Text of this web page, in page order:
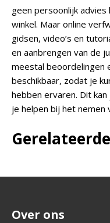
geen persoonlijk advies
winkel. Maar online
gidsen, video’s en
en aanbrengen van de
meestal beoordelingen
beschikbaar, zodat je
hebben ervaren. Dit
je helpen bij het nemen
Over ons